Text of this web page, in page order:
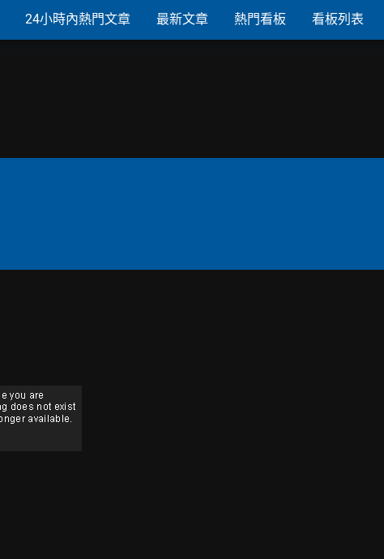
24小時內熱門文章 最新文章 熱門看板 看板列表